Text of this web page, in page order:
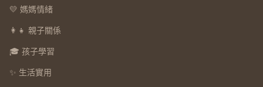
💛 媽媽情緒
👩‍👧 親子關係
🎓 孩子學習
✨ 生活實用